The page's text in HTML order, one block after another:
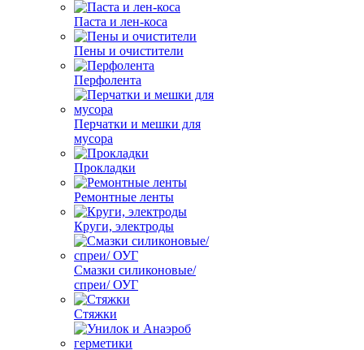
Паста и лен-коса
Пены и очистители
Перфолента
Перчатки и мешки для
мусора
Прокладки
Ремонтные ленты
Круги, электроды
Смазки силиконовые/
спреи/ ОУГ
Стяжки